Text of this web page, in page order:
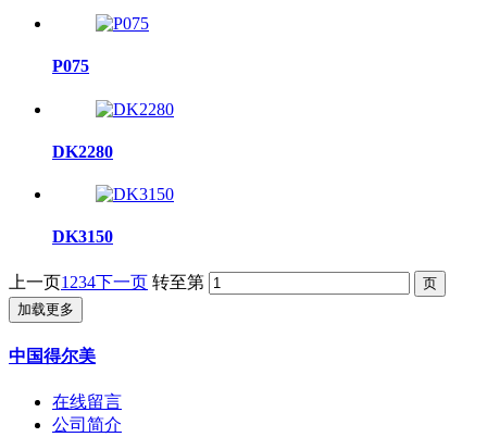
P075
DK2280
DK3150
上一页1 234下一页 转至第
加载更多
中国得尔美
在线留言
公司简介